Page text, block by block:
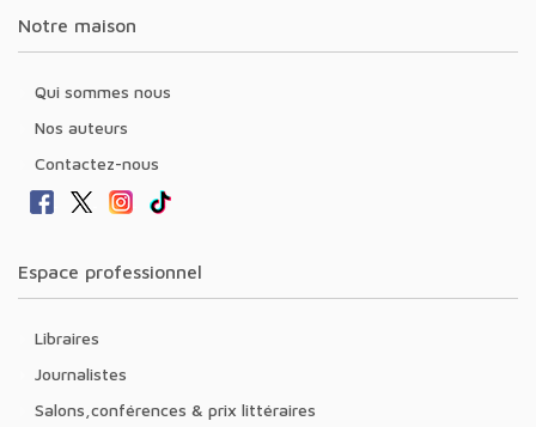
Notre maison
Qui sommes nous
Nos auteurs
Contactez-nous
Espace professionnel
Libraires
Journalistes
Salons,conférences & prix littéraires